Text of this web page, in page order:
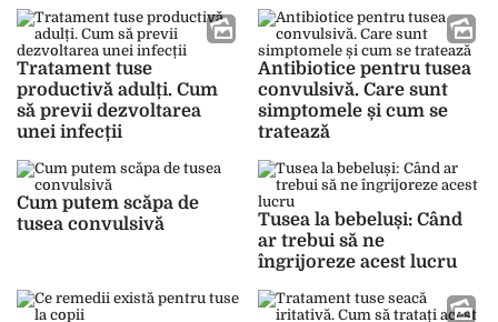
Tratament tuse
productivă adulți. Cum
să previi dezvoltarea
unei infecții
Antibiotice pentru tusea
convulsivă. Care sunt
simptomele și cum se
tratează
Cum putem scăpa de
tusea convulsivă
Tusea la bebeluși: Când
ar trebui să ne
îngrijoreze acest lucru